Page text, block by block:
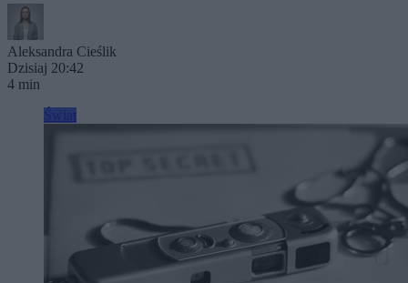
Aleksandra Cieślik
Dzisiaj 20:42
4 min